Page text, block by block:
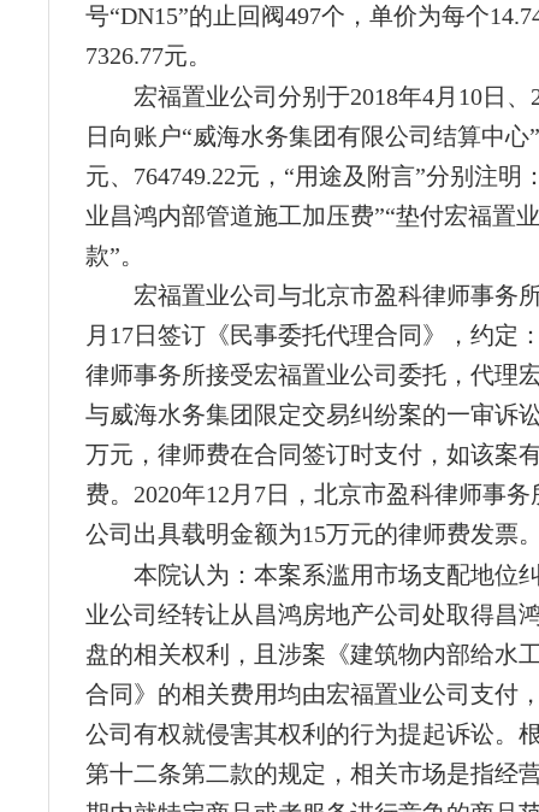
号“DN15”的止回阀497个，单价为每个
7326.77元。
宏福置业公司分别于2018年4月10日、
日向账户“威海水务集团有限公司结算中心
元、764749.22元，“用途及附言”分别注明
业昌鸿内部管道施工加压费”“垫付宏福置
款”。
宏福置业公司与北京市盈科律师事务
月17日签订《民事委托代理合同》，约定
律师事务所接受宏福置业公司委托，代理
与威海水务集团限定交易纠纷案的一审诉
万元，律师费在合同签订时支付，如该案
费。2020年12月7日，北京市盈科律师事
公司出具载明金额为15万元的律师费发票
本院认为：本案系滥用市场支配地位
业公司经转让从昌鸿房地产公司处取得昌
盘的相关权利，且涉案《建筑物内部给水
合同》的相关费用均由宏福置业公司支付
公司有权就侵害其权利的行为提起诉讼。
第十二条第二款的规定，相关市场是指经